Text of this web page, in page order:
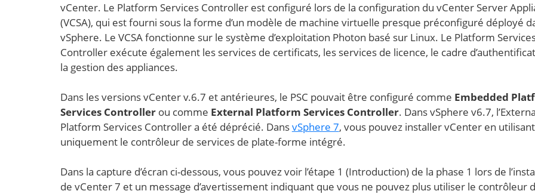
vCenter. Le Platform Services Controller est configuré lors de la configuration du vCenter Server
(VCSA), qui est fourni sous la forme d’un modèle de machine virtuelle presque préconfiguré déployé
vSphere. Le VCSA fonctionne sur le système d’exploitation Photon basé sur Linux. Le Platform
Controller exécute également les services de certificats, les services de licence, le cadre
la gestion des appliances.
Dans les versions vCenter v.6.7 et antérieures, le PSC pouvait être configuré comme Embedded
Services Controller ou comme External Platform Services Controller. Dans vSphere v6.7,
Platform Services Controller a été déprécié. DansvSphere 7, vous pouvez installer vCenter en utilisant
uniquement le contrôleur de services de plate-forme intégré.
Dans la capture d’écran ci-dessous, vous pouvez voir l’étape 1 (Introduction) de la phase 1 lors de
de vCenter 7 et un message d’avertissement indiquant que vous ne pouvez plus utiliser le contrôleur